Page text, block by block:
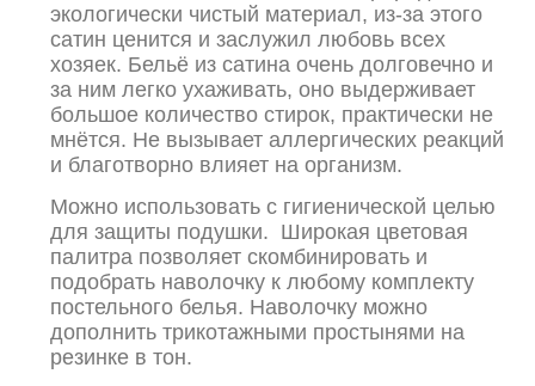
экологически чистый материал, из-за этого
сатин ценится и заслужил любовь всех
хозяек. Бельё из сатина очень долговечно и
за ним легко ухаживать, оно выдерживает
большое количество стирок, практически не
мнётся. Не вызывает аллергических реакций
и благотворно влияет на организм.
Можно использовать с гигиенической целью
для защиты подушки. Широкая цветовая
палитра позволяет скомбинировать и
подобрать наволочку к любому комплекту
постельного белья. Наволочку можно
дополнить трикотажными простынями на
резинке в тон.